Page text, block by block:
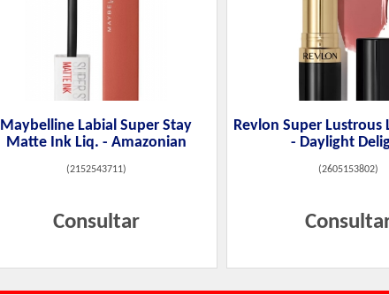
Maybelline Labial Super Stay
Matte Ink Liq. - Amazonian
(2152543711)
Consultar
Revlon Super Lustrous
- Daylight
(2605153802)